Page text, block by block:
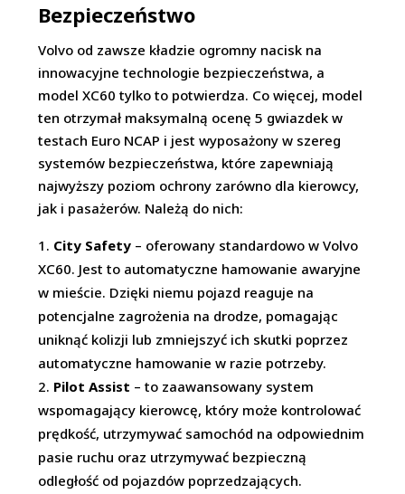
Bezpieczeństwo
Volvo od zawsze kładzie ogromny nacisk na
innowacyjne technologie bezpieczeństwa, a
model XC60 tylko to potwierdza. Co więcej, model
ten otrzymał maksymalną ocenę 5 gwiazdek w
testach Euro NCAP i jest wyposażony w szereg
systemów bezpieczeństwa, które zapewniają
najwyższy poziom ochrony zarówno dla kierowcy,
jak i pasażerów. Należą do nich:
City Safety – oferowany standardowo w Volvo
XC60. Jest to automatyczne hamowanie awaryjne
w mieście. Dzięki niemu pojazd reaguje na
potencjalne zagrożenia na drodze, pomagając
uniknąć kolizji lub zmniejszyć ich skutki poprzez
automatyczne hamowanie w razie potrzeby.
Pilot Assist – to zaawansowany system
wspomagający kierowcę, który może kontrolować
prędkość, utrzymywać samochód na odpowiednim
pasie ruchu oraz utrzymywać bezpieczną
odległość od pojazdów poprzedzających.